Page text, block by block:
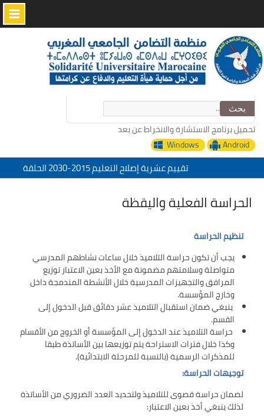
Skip
to
content
البحث
عن:
تحميل برنامج الاستشارة والانخراط عن بعد
Android
Windows
تقييم عشرية إصلاح التعليم 2015-2030 الحلقة
الأولى: المدرسة المغربية بين جمال النصوص وقسوة
الميدان – اليوم 24
منظمة التضامن الجامعي المغربي تعزي في وفاة
تحت شعار: المدرسة المغربية والمشروع المجتمعي
تقييم عشرية إصلاح التعليم 2015-2030 الحلقة
الأولى: المدرسة المغربية بين جمال النصوص وقسوة
الميدان – اليوم 24
الحراسة الفعلية واليقظة
تنظيم الحراسة
يجب أن تكون حراسة التلاميذ خلال ساعات نشاطهم المدرسي
متواصلة وسلامتهم مضمونة مع الأخذ بعين الاعتبار توزيع
المرافق والتجهيزات المدرسية خلال الأنشطة المندمجة داخل
وخارج المؤسسة.
ينبغي ضمان استقبال التلاميذ عشر دقائق قبل الدخول إلى
القسم.
حراسة التلاميذ عند الدخول إلى المؤسسة أو الخروج من الأقسام
وكذا خلال فترات الاستراحة يتم توزيعها بين الأساتذة طبقا
للمذكرات الرسمية (بالنسبة للمرحلة الابتدائية).
توجيهات الحراسة:
لضمان حراسة قصوى للتلاميذ ولتحديد العدد الضروري من الأساتذة
لذلك ينبغي أخذ بعين الاعتبار: